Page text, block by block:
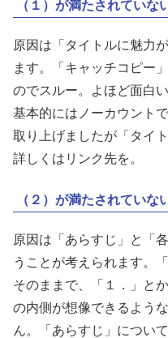
（１）が満たされていな
原因は「タイトルに魅力
ます。「キャッチコピー
のでスルー。よほど面白
基本的にはノーカウント
取り上げましたが「タイ
詳しくはリンク先を。
（２）が満たされていな
原因は「あらすじ」と「
うことが考えられます。
そのままで、「１．」と
の内側が想像できるよう
ん。「あらすじ」について